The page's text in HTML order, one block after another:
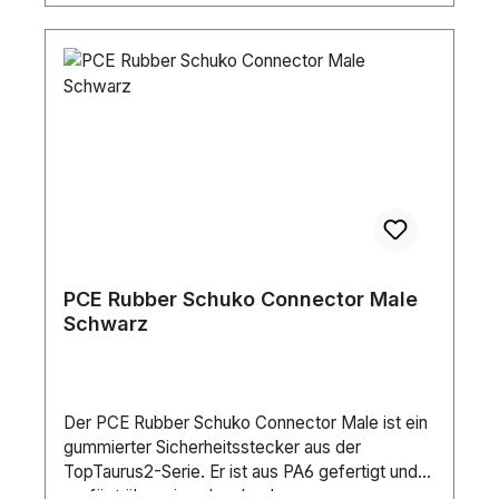
PCE Rubber Schuko Connector Male
Schwarz
Der PCE Rubber Schuko Connector Male ist ein
gummierter Sicherheitsstecker aus der
TopTaurus2-Serie. Er ist aus PA6 gefertigt und